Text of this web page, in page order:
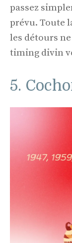
passez
prévu. Toute
les détours
timing divin
5.